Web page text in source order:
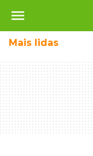
menu
Mais lidas